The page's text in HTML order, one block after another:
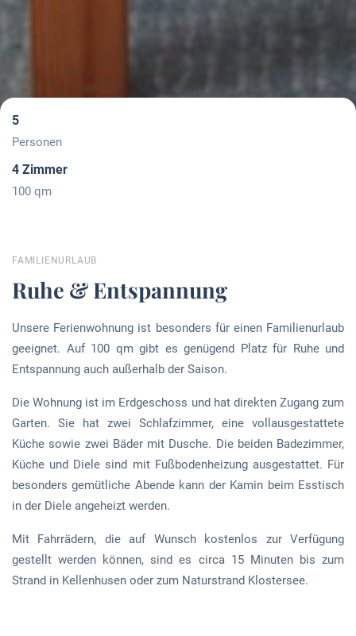
5
Personen
4 Zimmer
100 qm
FAMILIENURLAUB
Ruhe & Entspannung
Unsere Ferienwohnung ist besonders für einen Familienurlaub
geeignet. Auf 100 qm gibt es genügend Platz für Ruhe und
Entspannung auch außerhalb der Saison.
Die Wohnung ist im Erdgeschoss und hat direkten Zugang zum
Garten. Sie hat zwei Schlafzimmer, eine vollausgestattete
Küche sowie zwei Bäder mit Dusche. Die beiden Badezimmer,
Küche und Diele sind mit Fußbodenheizung ausgestattet. Für
besonders gemütliche Abende kann der Kamin beim Esstisch
in der Diele angeheizt werden.
Mit Fahrrädern, die auf Wunsch kostenlos zur Verfügung
gestellt werden können, sind es circa 15 Minuten bis zum
Strand in Kellenhusen oder zum Naturstrand Klostersee.